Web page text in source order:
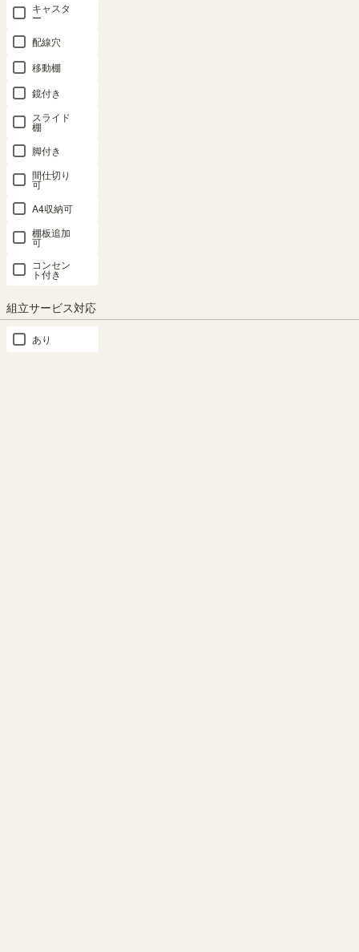
キャスタ
ー
配線穴
移動棚
鏡付き
スライド
棚
脚付き
間仕切り
可
A4収納可
棚板追加
可
コンセン
ト付き
組立サービス対応
あり
「ジャパンディ」スタイル
日本の伝統的な「和の要素」と